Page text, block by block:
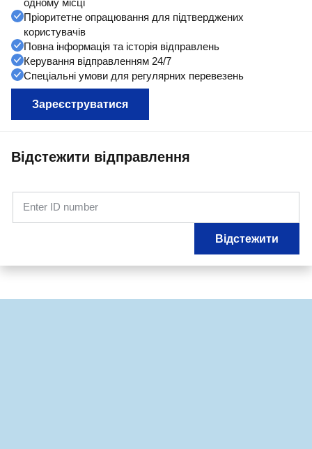
одному місці
Пріоритетне опрацювання для підтверджених
користувачів
Повна інформація та історія відправлень
Керування відправленням 24/7
Спеціальні умови для регулярних перевезень
Зареєструватися
Відстежити відправлення
Enter ID number
Відстежити